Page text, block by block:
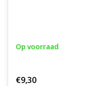
Frontmaaier
Op voorraad
€9,30